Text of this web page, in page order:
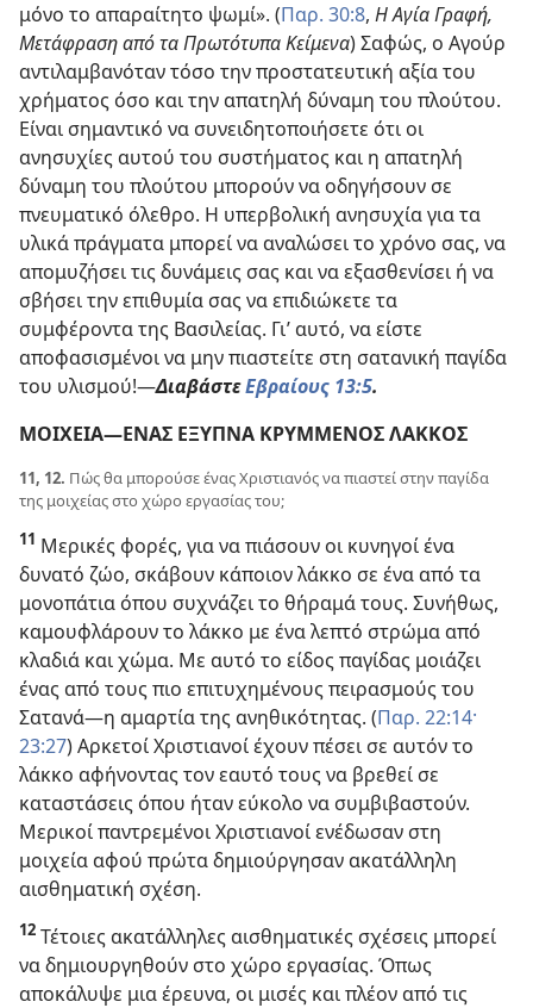
μόνο το απαραίτητο ψωμί». (Παρ. 30:8, Η Αγία Γραφή,
Μετάφραση από τα Πρωτότυπα Κείμενα) Σαφώς, ο Αγούρ
αντιλαμβανόταν τόσο την προστατευτική αξία του
χρήματος όσο και την απατηλή δύναμη του πλούτου.
Είναι σημαντικό να συνειδητοποιήσετε ότι οι
ανησυχίες αυτού του συστήματος και η απατηλή
δύναμη του πλούτου μπορούν να οδηγήσουν σε
πνευματικό όλεθρο. Η υπερβολική ανησυχία για τα
υλικά πράγματα μπορεί να αναλώσει το χρόνο σας, να
απομυζήσει τις δυνάμεις σας και να εξασθενίσει ή να
σβήσει την επιθυμία σας να επιδιώκετε τα
συμφέροντα της Βασιλείας. Γι’ αυτό, να είστε
αποφασισμένοι να μην πιαστείτε στη σατανική παγίδα
του υλισμού!​—ΔιαβάστεΕβραίους 13:5.
ΜΟΙΧΕΙΑ​—ΕΝΑΣ ΕΞΥΠΝΑ ΚΡΥΜΜΕΝΟΣ ΛΑΚΚΟΣ
11, 12. Πώς θα μπορούσε ένας Χριστιανός να πιαστεί στην παγίδα
της μοιχείας στο χώρο εργασίας του;
11 Μερικές φορές, για να πιάσουν οι κυνηγοί ένα
δυνατό ζώο, σκάβουν κάποιον λάκκο σε ένα από τα
μονοπάτια όπου συχνάζει το θήραμά τους. Συνήθως,
καμουφλάρουν το λάκκο με ένα λεπτό στρώμα από
κλαδιά και χώμα. Με αυτό το είδος παγίδας μοιάζει
ένας από τους πιο επιτυχημένους πειρασμούς του
Σατανά​—η αμαρτία της ανηθικότητας. (Παρ. 22:14·
23:27) Αρκετοί Χριστιανοί έχουν πέσει σε αυτόν το
λάκκο αφήνοντας τον εαυτό τους να βρεθεί σε
καταστάσεις όπου ήταν εύκολο να συμβιβαστούν.
Μερικοί παντρεμένοι Χριστιανοί ενέδωσαν στη
μοιχεία αφού πρώτα δημιούργησαν ακατάλληλη
αισθηματική σχέση.
12 Τέτοιες ακατάλληλες αισθηματικές σχέσεις μπορεί
να δημιουργηθούν στο χώρο εργασίας. Όπως
αποκάλυψε μια έρευνα, οι μισές και πλέον από τις